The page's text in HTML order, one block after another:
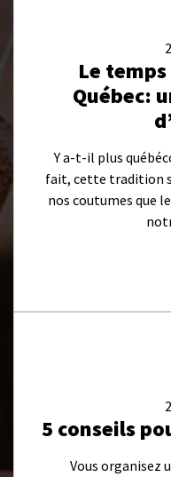
Le
Québec:
Y a-t-il plus
fait, cette tradition
nos coutumes que
5 conseils
Vous organisez